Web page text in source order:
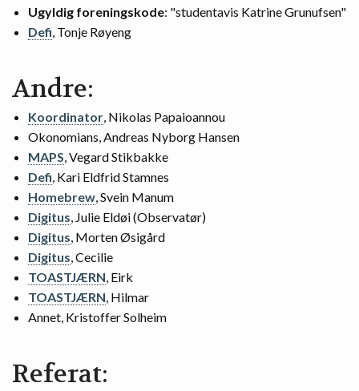
Ugyldig foreningskode: "studentavis Katrine Grunufsen"
Defi, Tonje Røyeng
Andre:
Koordinator, Nikolas Papaioannou
Okonomians, Andreas Nyborg Hansen
MAPS, Vegard Stikbakke
Defi, Kari Eldfrid Stamnes
Homebrew, Svein Manum
Digitus, Julie Eldøi (Observatør)
Digitus, Morten Øsigård
Digitus, Cecilie
TOASTJÆRN, Eirk
TOASTJÆRN, Hilmar
Annet, Kristoffer Solheim
Referat: